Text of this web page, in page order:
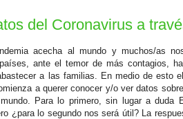
del Coronavirus a
acecha al mundo y muchos/as
ante el temor de más contagios,
a las familias. En medio de esto
a querer conocer y/o ver datos
Para lo primero, sin lugar a duda
¿para lo segundo nos será útil? La